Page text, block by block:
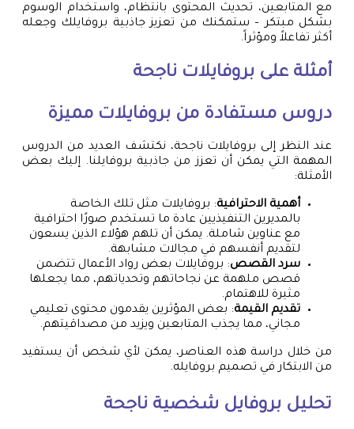
مع المتابعين، تحديث المحتوى بانتظام، واستخدام الوسوم
بشكل مبتكر – ستمكنك من تعزيز جاذبية بروفايلك وجعله
أكثر تفاعلاً ومؤثراً.
أمثلة على بروفايلات ناجحة
دروس مستفادة من بروفايلات مميزة
عند النظر إلى بروفايلات ناجحة، نكتشف العديد من الدروس
المهمة التي يمكن أن تعزز من جاذبية بروفايلنا. إليك بعض
الأمثلة:
أهمية الاحترافية: بروفايلات مثل تلك الخاصة
بالمديرين التنفيذيين عادة ما تستخدم صورًا احترافية
مع عناوين شاملة. يمكن أن تلهم هؤلاء الذين يسعون
لتقديم أنفسهم في مجالات مشابهة.
سرد القصص: بروفايلات بعض رواد الأعمال تتضمن
قصص ملهمة عن نجاحاتهم وتحدياتهم، مما يجعلها
مثيرة للاهتمام.
تقديم القيمة: بعض المؤثرين يقدمون محتوى تعليمي
مجاني، مما يجذب المتابعين ويزيد من مصداقيتهم.
من خلال دراسة هذه العناصر، يمكن لأي شخص أن يستفيد
من الابتكار في تصميم بروفايله.
تحليل بروفايل شخصية ناجحة